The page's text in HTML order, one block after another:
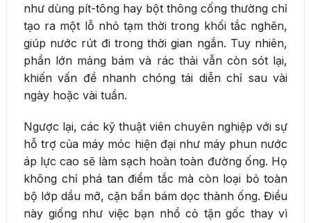
như dùng pít-tông hay bột thông cống thường chỉ
tạo ra một lỗ nhỏ tạm thời trong khối tắc nghẽn,
giúp nước rút đi trong thời gian ngắn. Tuy nhiên,
phần lớn mảng bám và rác thải vẫn còn sót lại,
khiến vấn đề nhanh chóng tái diễn chỉ sau vài
ngày hoặc vài tuần.
Ngược lại, các kỹ thuật viên chuyên nghiệp với sự
hỗ trợ của máy móc hiện đại như máy phun nước
áp lực cao sẽ làm sạch hoàn toàn đường ống. Họ
không chỉ phá tan điểm tắc mà còn loại bỏ toàn
bộ lớp dầu mỡ, cặn bẩn bám dọc thành ống. Điều
này giống như việc bạn nhổ cỏ tận gốc thay vì